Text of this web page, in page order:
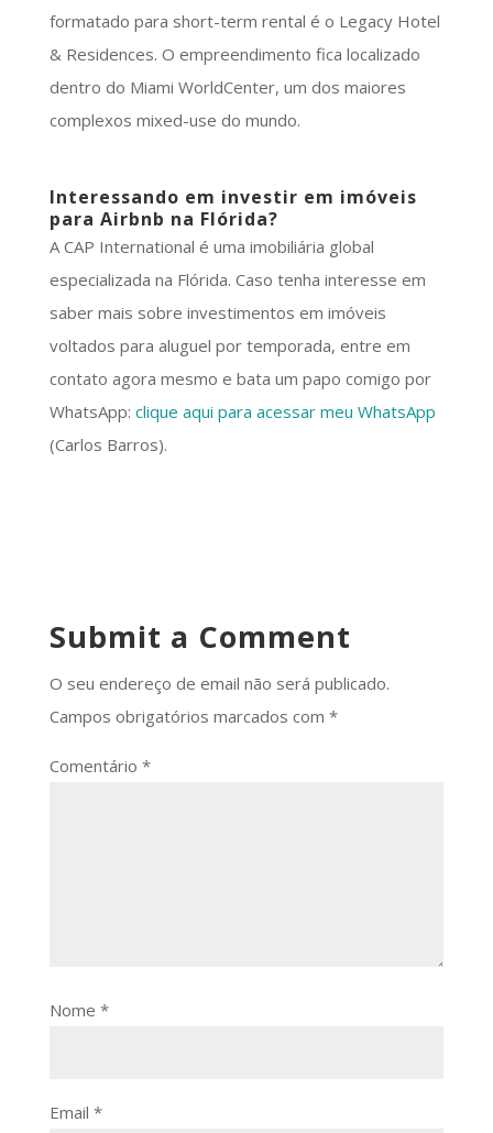
formatado para short-term rental é o Legacy Hotel
& Residences. O empreendimento fica localizado
dentro do Miami WorldCenter, um dos maiores
complexos mixed-use do mundo.
Interessando em investir em imóveis
para Airbnb na Flórida?
A CAP International é uma imobiliária global
especializada na Flórida. Caso tenha interesse em
saber mais sobre investimentos em imóveis
voltados para aluguel por temporada, entre em
contato agora mesmo e bata um papo comigo por
WhatsApp: clique aqui para acessar meu WhatsApp
(Carlos Barros).
Submit a Comment
O seu endereço de email não será publicado.
Campos obrigatórios marcados com *
Comentário *
Nome *
Email *